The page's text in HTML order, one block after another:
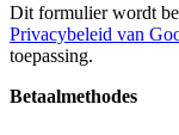
Dit formulier wordt
Privacybeleid van
toepassing.
Betaalmethodes